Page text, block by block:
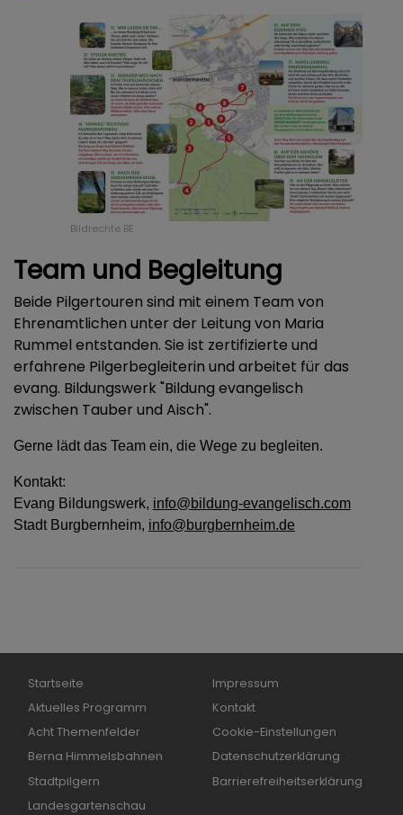
Bildrechte BE
Team und Begleitung
Beide Pilgertouren sind mit einem Team von
Ehrenamtlichen unter der Leitung von Maria
Rummel entstanden. Sie ist zertifizierte und
erfahrene Pilgerbegleiterin und arbeitet für das
evang. Bildungswerk "Bildung evangelisch
zwischen Tauber und Aisch".
Gerne lädt das Team ein, die Wege zu begleiten.
Kontakt:
Evang Bildungswerk, info@bildung-evangelisch.com
Stadt Burgbernheim, info@burgbernheim.de
Hauptnavigation
Startseite
Aktuelles Programm
Acht Themenfelder
Berna Himmelsbahnen
Stadtpilgern
Landesgartenschau
Fußbereichsmenü
Impressum
Kontakt
Cookie-Einstellungen
Datenschutzerklärung
Barrierefreiheitserklärung